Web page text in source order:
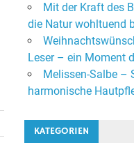
Mit der Kraft des
die Natur wohltuend
Leser – ein Moment
Melissen-Salbe –
harmonische
KATEGORIEN